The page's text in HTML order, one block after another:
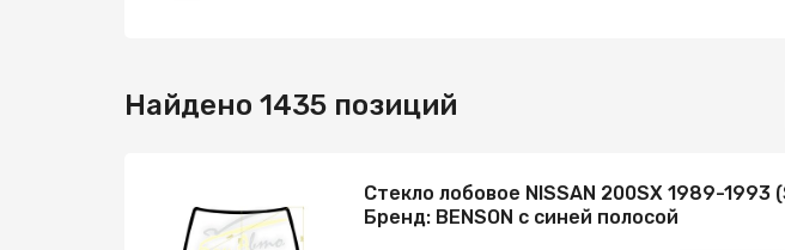
Найдено 1435 позиций
Стекло лобовое NISSAN 200SX 1989-1993
Бренд: BENSON с синей полосой